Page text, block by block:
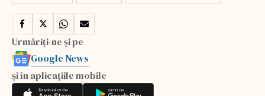
Urmăriți-ne și pe
Google News
și în aplicațiile mobile